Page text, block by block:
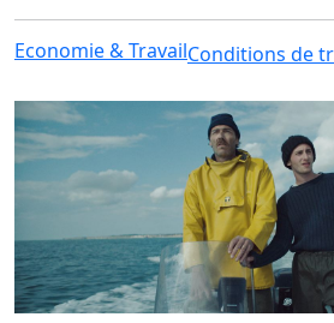
Economie & TravailConditions de